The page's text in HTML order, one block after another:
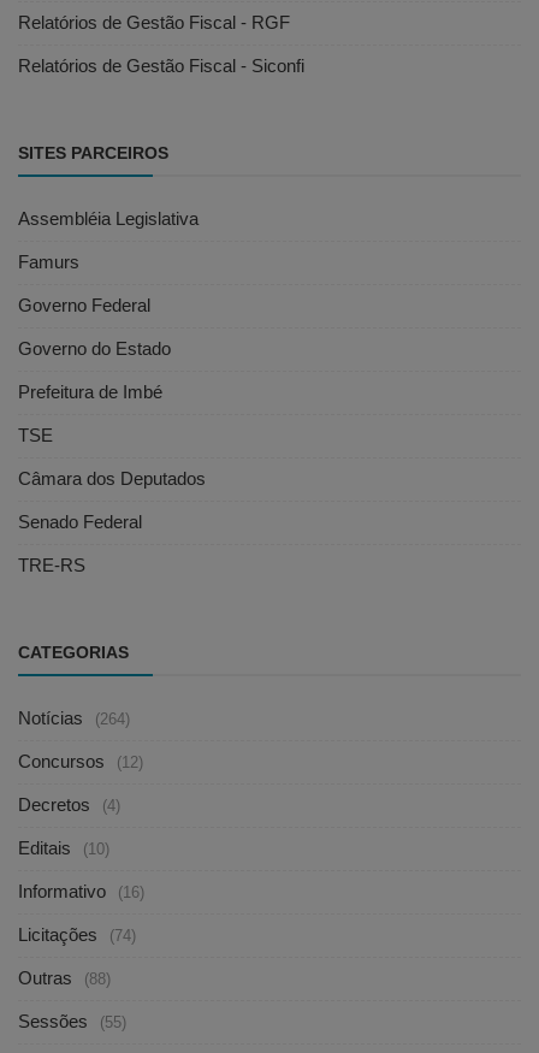
Relatórios de Gestão Fiscal - RGF
Relatórios de Gestão Fiscal - Siconfi
SITES PARCEIROS
Assembléia Legislativa
Famurs
Governo Federal
Governo do Estado
Prefeitura de Imbé
TSE
Câmara dos Deputados
Senado Federal
TRE-RS
CATEGORIAS
Notícias (264)
Concursos (12)
Decretos (4)
Editais (10)
Informativo (16)
Licitações (74)
Outras (88)
Sessões (55)